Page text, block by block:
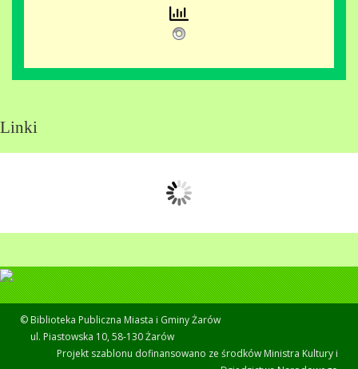
Linki
© Biblioteka Publiczna Miasta i Gminy Żarów
ul. Piastowska 10, 58-130 Żarów
Projekt szablonu dofinansowano ze środków Ministra Kultury i